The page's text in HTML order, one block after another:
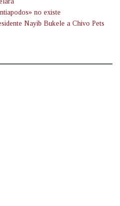
no existe
Nayib Bukele a Chivo Pets